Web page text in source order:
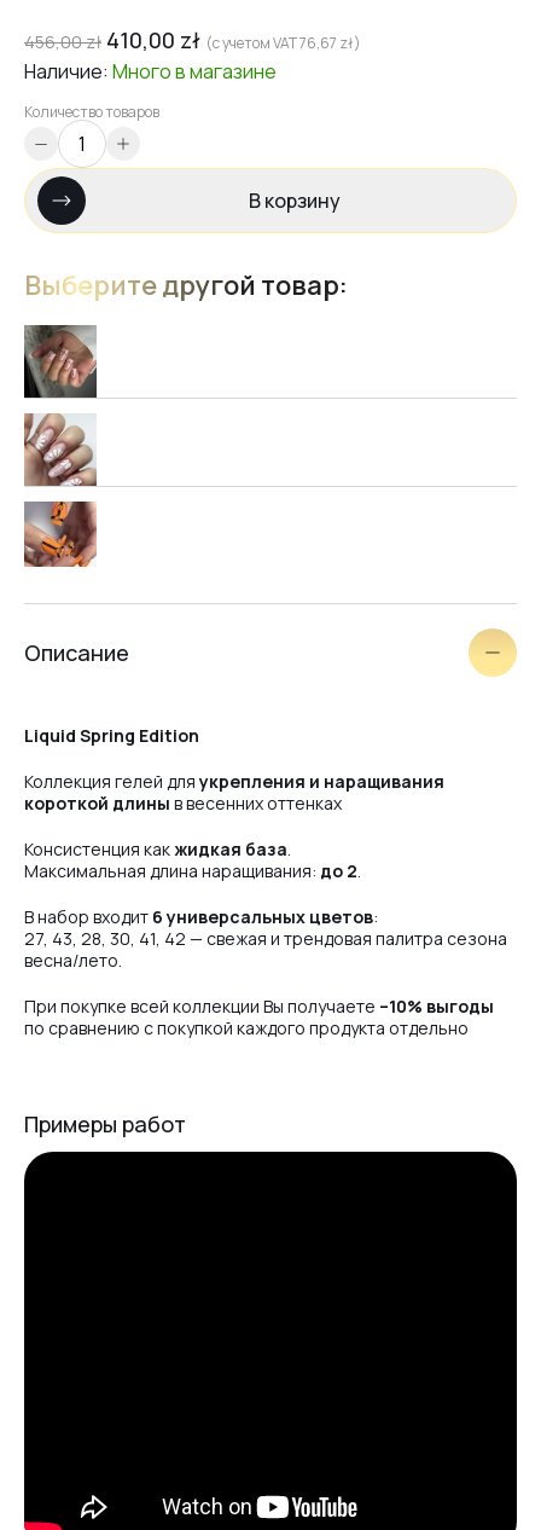
456,00zł 410,00 zł (с учетом VAT76,67 zł)
Наличие: Многов магазине
Количество товаров
В корзину
Выберите другой товар:
Liquid Spring Edition 15ml
Описание
Liquid Spring Edition
Коллекция гелей для укрепления и наращивания
короткой длины в весенних оттенках
Консистенция какжидкая база.
Максимальная длина наращивания: до 2.
В набор входит 6 универсальных цветов:
27, 43, 28, 30, 41, 42 — свежая и трендовая палитра сезона
весна/лето.
При покупке всей коллекции Вы получаете –10% выгоды
по сравнению с покупкой каждого продукта отдельно
Примеры работ